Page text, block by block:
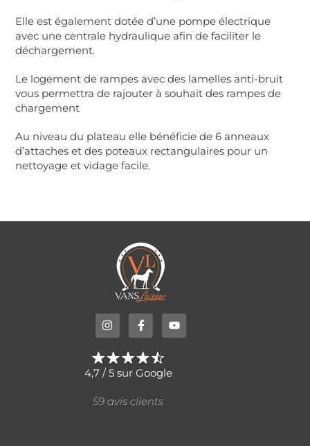
Elle est également dotée d’une pompe électrique
avec une centrale hydraulique afin de faciliter le
déchargement.
Le logement de rampes avec des lamelles anti-bruit
vous permettra de rajouter à souhait des rampes de
chargement
Au niveau du plateau elle bénéficie de 6 anneaux
d’attaches et des poteaux rectangulaires pour un
nettoyage et vidage facile.
4,7 / 5 sur Google
59 avis clients